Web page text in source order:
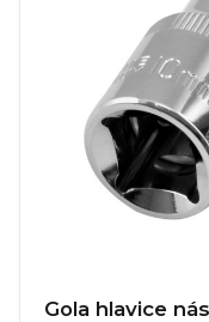
Gola hlavice